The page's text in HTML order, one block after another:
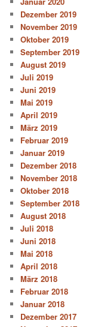
Dezember 2019
November 2019
Oktober 2019
September 2019
August 2019
Juli 2019
Juni 2019
Mai 2019
April 2019
März 2019
Februar 2019
Januar 2019
Dezember 2018
November 2018
Oktober 2018
September 2018
August 2018
Juli 2018
Juni 2018
Mai 2018
April 2018
März 2018
Februar 2018
Januar 2018
Dezember 2017